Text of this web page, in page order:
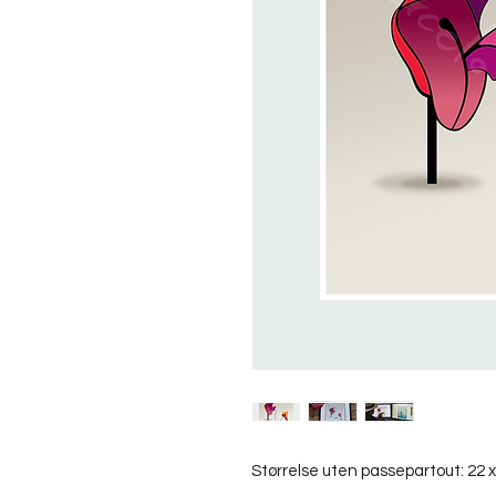
Størrelse uten passepartout: 22